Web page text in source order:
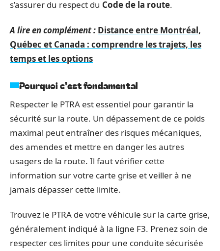
s’assurer du respect du Code de la route.
A lire en complément : Distance entre Montréal,
Québec et Canada : comprendre les trajets, les
temps et les options
Pourquoi c’est fondamental
Respecter le PTRA est essentiel pour garantir la
sécurité sur la route. Un dépassement de ce poids
maximal peut entraîner des risques mécaniques,
des amendes et mettre en danger les autres
usagers de la route. Il faut vérifier cette
information sur votre carte grise et veiller à ne
jamais dépasser cette limite.
Trouvez le PTRA de votre véhicule sur la carte grise,
généralement indiqué à la ligne F3. Prenez soin de
respecter ces limites pour une conduite sécurisée